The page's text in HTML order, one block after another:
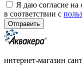
Я даю согласие на
в соответствии с
интернет-магазин